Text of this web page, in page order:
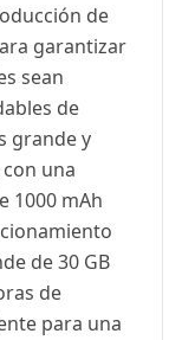
de
garantizar
sean
de
grande y
una
1000 mAh
de 30 GB
de
para una